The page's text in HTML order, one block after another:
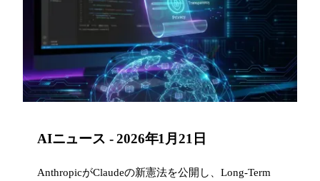
AIニュース - 2026年1月21日
AnthropicがClaudeの新憲法を公開し、Long-Term